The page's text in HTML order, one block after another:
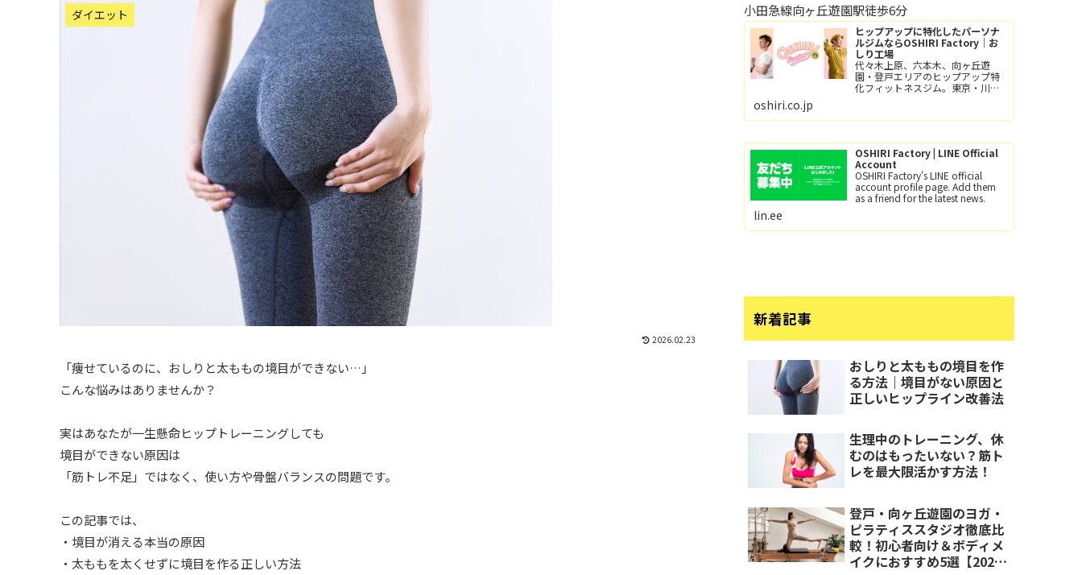
ダイエット
2026.02.23
「痩せているのに、おしりと太ももの境目ができない…」
こんな悩みはありませんか？
実はあなたが一生懸命ヒップトレーニングしても
境目ができない原因は
「筋トレ不足」ではなく、使い方や骨盤バランスの問題です。
この記事では、
・境目が消える本当の原因
・太ももを太くせずに境目を作る正しい方法
小田急線向ヶ丘遊園駅徒歩6分
ヒップアップに特化したパーソナ
ルジムならOSHIRI Factory｜お
しり工場
代々木上原、六本木、向ヶ丘遊
園・登戸エリアのヒップアップ特
化フィットネスジム。東京・川崎
プレッスン（レッツ！おし
歩6分、登戸駅/徒歩12分。
oshiri.co.jp
OSHIRI Factory | LINE Official
Account
OSHIRI Factory's LINE official
account profile page. Add them
as a friend for the latest news.
lin.ee
新着記事
おしりと太ももの境目を作
る方法｜境目がない原因と
正しいヒップライン改善法
生理中のトレーニング、休
むのはもったいない？筋ト
レを最大限活かす方法！
登戸・向ヶ丘遊園のヨガ・
ピラティススタジオ徹底比
較！初心者向け＆ボディメ
イクにおすすめ5選【2025